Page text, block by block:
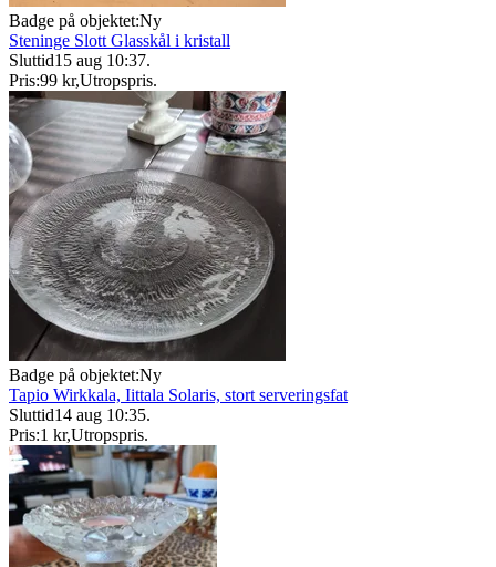
Badge på objektet:Ny
Steninge Slott Glasskål i kristall
Sluttid15 aug 10:37.
Pris:99 kr,Utropspris.
Badge på objektet:Ny
Tapio Wirkkala, Iittala Solaris, stort serveringsfat
Sluttid14 aug 10:35.
Pris:1 kr,Utropspris.